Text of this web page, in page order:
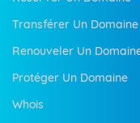
Transférer Un Domaine
Renouveler Un
Protéger Un Domaine
Whois